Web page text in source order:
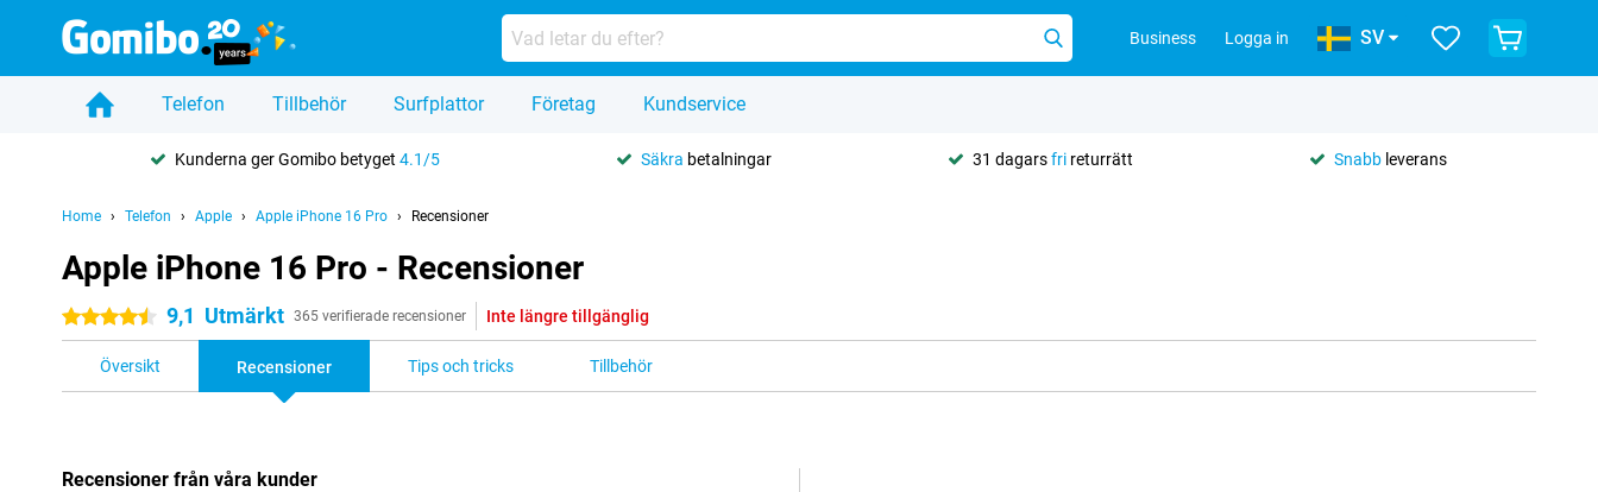
Business Logga in SV
Telefon Tillbehör Surfplattor Företag Kundservice
Kunderna ger Gomibo betyget 4.1/5 Säkra betalningar 31 dagarsfri returrätt Snabb leverans
Home Telefon Apple Apple iPhone 16 Pro Recensioner
Apple iPhone 16 Pro - Recensioner
4.5 stjärnor 9,1 Utmärkt 365 verifierade recensioner Inte längre tillgänglig
Översikt Recensioner Tips och tricks Tillbehör
Recensioner från våra kunder